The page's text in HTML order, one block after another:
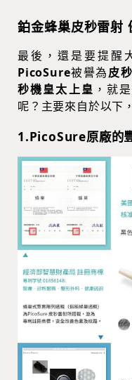
鉑金蜂巢皮秒雷射
最後，還是要提醒
PicoSure被譽為皮
秒機皇太上皇 ，就
呢？主要來自於以下
1.PicoSure原廠的